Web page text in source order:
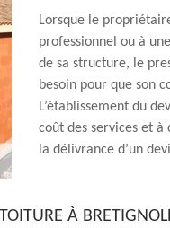
Lorsque le
professionnel ou à
de sa structure, le
besoin pour que son
L’établissement du
coût des services et
la délivrance d’un
À